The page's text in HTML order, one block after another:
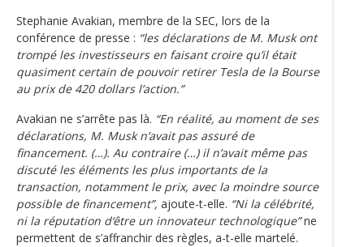
Stephanie Avakian, membre de la SEC, lors de la
conférence de presse : “les déclarations de M. Musk ont
trompé les investisseurs en faisant croire qu’il était
quasiment certain de pouvoir retirer Tesla de la Bourse
au prix de 420 dollars l’action.”
Avakian ne s’arrête pas là. “En réalité, au moment de ses
déclarations, M. Musk n’avait pas assuré de
financement. (…). Au contraire (…) il n’avait même pas
discuté les éléments les plus importants de la
transaction, notamment le prix, avec la moindre source
possible de financement”, ajoute-t-elle. “Ni la célébrité,
ni la réputation d‘être un innovateur technologique”ne
permettent de s’affranchir des règles, a-t-elle martelé.